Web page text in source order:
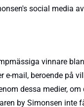
social media
vinnare
mail, beroende på
dessa medier,
by Simonsen inte